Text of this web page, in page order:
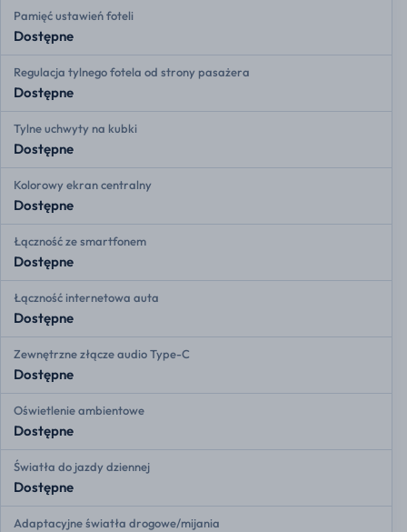
Pamięć ustawień foteli
Dostępne
Regulacja tylnego fotela od strony pasażera
Dostępne
Tylne uchwyty na kubki
Dostępne
Kolorowy ekran centralny
Dostępne
Łączność ze smartfonem
Dostępne
Łączność internetowa auta
Dostępne
Zewnętrzne złącze audio Type-C
Dostępne
Oświetlenie ambientowe
Dostępne
Światła do jazdy dziennej
Dostępne
Adaptacyjne światła drogowe/mijania